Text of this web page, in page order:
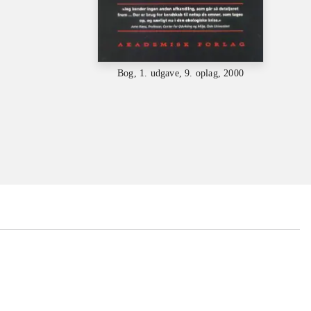
Bog, 1. udgave, 9. oplag, 2000